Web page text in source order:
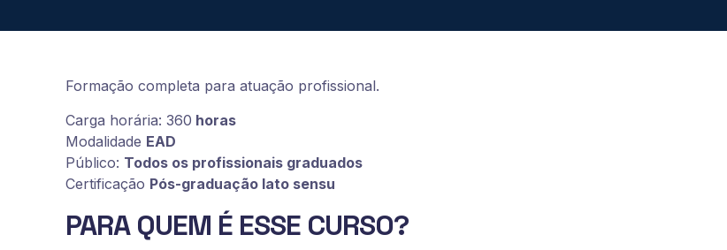
Formação completa para atuação profissional.
Carga horária: 360 horas
Modalidade EAD
Público: Todos os profissionais graduados
Certificação Pós-graduação lato sensu
PARA QUEM É ESSE CURSO?